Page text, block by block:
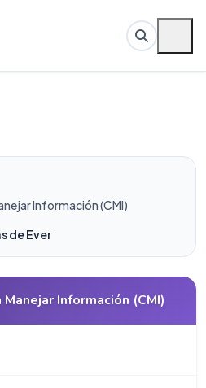
Información (CMI)
de EverNote para recopilar,
Información (CMI)